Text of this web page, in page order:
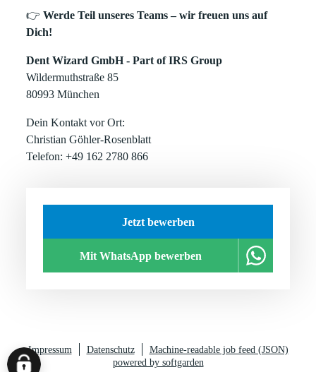
👉 Werde Teil unseres Teams – wir freuen uns auf
Dich!
Dent Wizard GmbH - Part of IRS Group
Wildermuthstraße 85
80993 München
Dein Kontakt vor Ort:
Christian Göhler-Rosenblatt
Telefon: +49 162 2780 866
Jetzt bewerben
Mit WhatsApp bewerben
Impressum Datenschutz
Machine-readable job feed (JSON)
powered by softgarden